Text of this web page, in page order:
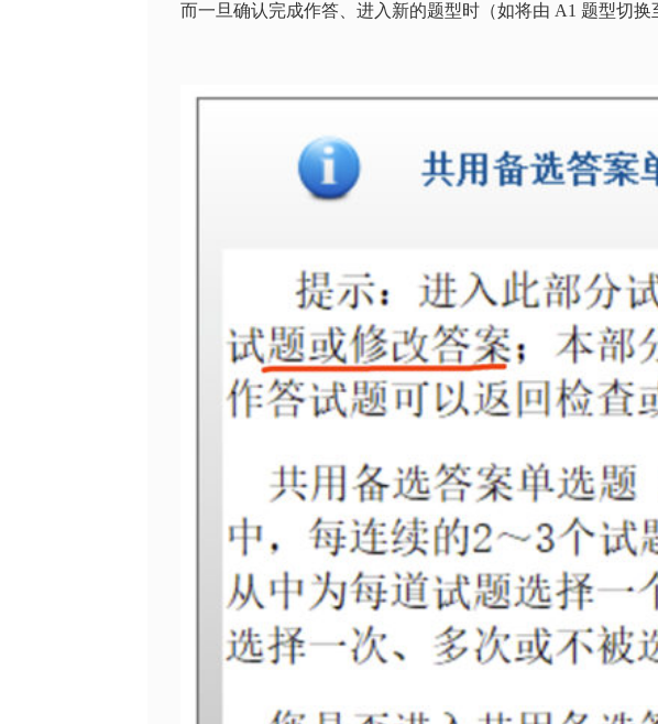
而一旦确认完成作答、进入新的题型时（如将由 A1题型切换